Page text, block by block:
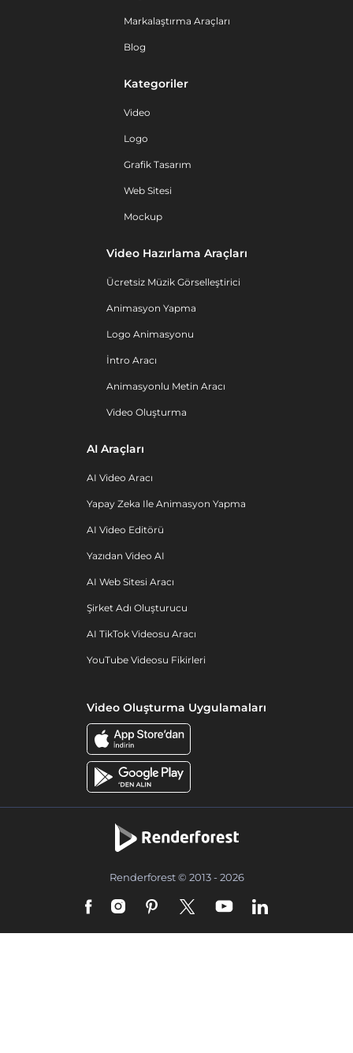
Markalaştırma Araçları
Blog
Kategoriler
Video
Logo
Grafik Tasarım
Web Sitesi
Mockup
Video Hazırlama Araçları
Ücretsiz Müzik Görselleştirici
Animasyon Yapma
Logo Animasyonu
İntro Aracı
Animasyonlu Metin Aracı
Video Oluşturma
AI Araçları
AI Video Aracı
Yapay Zeka Ile Animasyon Yapma
AI Video Editörü
Yazıdan Video AI
AI Web Sitesi Aracı
Şirket Adı Oluşturucu
AI TikTok Videosu Aracı
YouTube Videosu Fikirleri
Video Oluşturma Uygulamaları
Renderforest © 2013 - 2026